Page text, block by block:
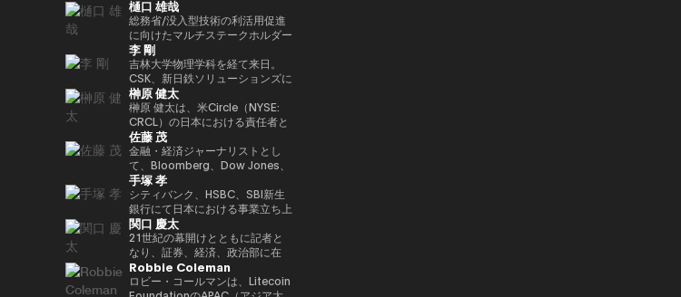
Decree）を受けている。
ム）」が挙げられる。この取り組
みは、日本のブロックチェーン技
術を、コンシューマー向けエンタ
ーテインメント、AI、そしてマス
アダプション（大衆への普及）が
交差する領域へと位置づけるもの
である。 トークン化されたデジ
タル資産や金融領域においては、
SBIホールディングスとの戦略的
提携を推進。法令に準拠した日本
円ステーブルコインの発行や、ト
ークン化された株式および現実資
産（RWA）に最適化されたブロ
ックチェーンの開発など、革新的
なインフラ整備を進めている。
同創業者として広く知られていま
す。2021年には Business
Insider により「Top 100 Seed
Investors」の一人に選出されま
した。
ェの代表取締役CEOに就任。著
書に『メタバースとWeb3』（エ
ムディエヌコーポレーション）が
ある。
発展を牽引してきました。ブロッ
クチェーン技術を通じて「信頼」
と「価値」の概念を再定義し、次
世代の金融イノベーションを創出
することを使命としています。
現在はシンガポールを拠点に
EMURGOを率い、グローバルな
金融バリューチェーンの構築を推
進するとともに、テクノロジーお
よびイノベーション領域への投資
に特化したベンチャーキャピタル
ファンド Taisu Ventures の投資
委員会メンバーも務めています。
スポーツ、エンタメ、XR、
Web3領域での出資やアライアン
スを担当。 2025年4月より現
職。
IT本部部長、フィンテック本部副
本部長を経て2018年9月より現
職。現在、国内暗号資産業界全体
のセキュリティレベル向上に貢献
するため、多岐にわたる施策を推
進中。JPCrypto-ISAC 代表理
事、JCBAセキュリティ・システ
ム部会長。東京工業大学大学院卒
業。
樋口 雄哉
総務省/没入型技術の利活用促進
に向けたマルチステークホルダー
連携会合構成員大学卒業後カード
会社に就職。2006年にヤフーに
転職し、メディアや広告領域の事
業戦略策定、決済/銀行サービス
責任者を経験。 ジャパンネット
銀行（現PayPay銀行）に出向
し、商流ファイナンスサービス立
ち上げ、事業統括、マーケティン
グ事業に従事。 また、メガバン
クとヤフーとのデジタルマーケテ
ィング子会社(JV)の取締役を担
当。 その後DeNA、
MobilityTechnologies（現GO）
にてMaaS事業に従事し、GO立
ち上げフェーズに参画。複数のプ
ロジェクトリードを実施。 2021
年にNEC入社した後は、web3、
李 剛
吉林大学物理学科を経て来日。
CSK、新日鉄ソリューションズに
てCiscoネットワークの設計・構
築を担当する。2009年ネットス
ターズを創業、代表取締役社長
CEOに就任。創業当時から国際
通信のゲートウェイ事業に着目
し、決済×テクノロジーの力で市
場の創造と行動の革新に取り組ん
でいる。
榊原 健太
榊原 健太は、米Circle（NYSE:
CRCL）の日本における責任者と
して、日本における事業戦略およ
び市場開発を統括。国内パートナ
ーシップの構築やエコシステム拡
大を推進し、日本の新たな規制枠
組みのもとで初めて認可されたス
テーブルコインであるUSDCの国
内展開を主導した。 Circle参画以
前は、Google Paymentsにてパ
ートナーシップおよび事業開発の
リーダー職を歴任。日本を代表す
る決済・フィンテック企業との戦
佐藤 茂
金融・経済ジャーナリストとし
て、Bloomberg、Dow Jones、
S&P Globalで約18年にわたり、
金融市場およびコモディティ分野
を取材。CoinDesk Japanの創設
メンバーとして立ち上げに関わ
り、4年間編集長を務めた。2025
年1月にSuperteam Japanに事
業開発支援統括として参画、
2026年1月より現職。
手塚 孝
シティバンク、HSBC、SBI新生
銀行にて日本における事業立ち上
げや金融ITプロジェクト推進に従
事。その後Google Japanにて営
業統括、ByteDance(TikTok)では
副社長として日本事業成長を牽
引。現在はStartale Japan 代表
関口 慶太
21世紀の幕開けとともに記者と
なり、証券、経済、政治部に在
籍。兜町、霞ケ関、永田町と多角
的視点で金融・マーケットを取
Robbie Coleman
ロビー・コールマンは、Litecoin